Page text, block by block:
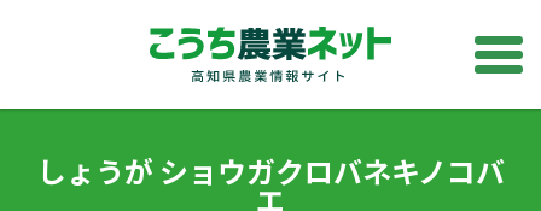
しょうが ショウガクロバネキノコバ
エ